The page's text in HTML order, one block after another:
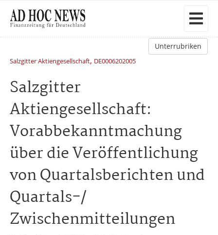
Unterrubriken
Salzgitter Aktiengesellschaft, DE0006202005
Salzgitter
Aktiengesellschaft:
Vorabbekanntmachung
über die Veröffentlichung
von Quartalsberichten und
Quartals-/
Zwischenmitteilungen